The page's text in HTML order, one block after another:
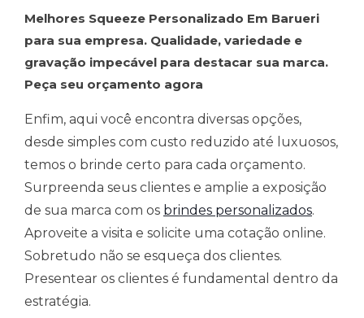
Melhores Squeeze Personalizado Em Barueri
para sua empresa. Qualidade, variedade e
gravação impecável para destacar sua marca.
Peça seu orçamento agora
Enfim, aqui você encontra diversas opções,
desde simples com custo reduzido até luxuosos,
temos o brinde certo para cada orçamento.
Surpreenda seus clientes e amplie a exposição
de sua marca com os brindes personalizados.
Aproveite a visita e solicite uma cotação online.
Sobretudo não se esqueça dos clientes.
Presentear os clientes é fundamental dentro da
estratégia.